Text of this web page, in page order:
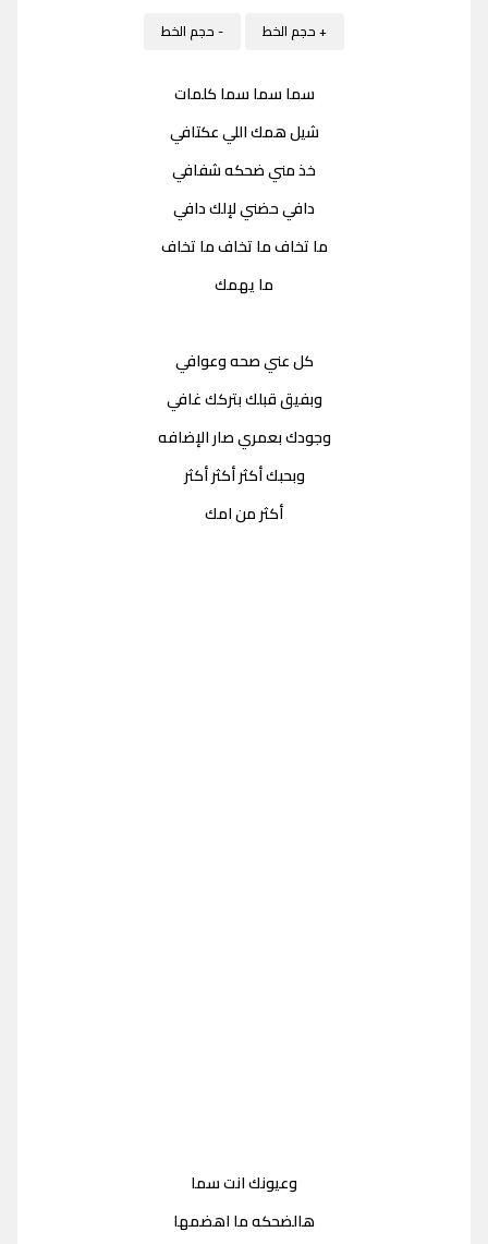
+ حجم الخط - حجم الخط
سما سما سما كلمات
شيل همك اللي عكتافي
خذ مني ضحكه شفافي
دافي حضني لإلك دافي
ما تخاف ما تخاف ما تخاف
ما يهمك
كل عني صحه وعوافي
وبفيق قبلك بتركك غافي
وجودك بعمري صار الإضافه
وبحبك أكثر أكثر أكثر
أكثر من امك
وعيونك انت سما
هالضحكه ما اهضمها